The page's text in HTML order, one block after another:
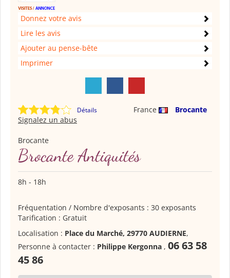
Donnez votre avis
Lire les avis
Ajouter au pense-bête
Imprimer
Détails France
Brocante
Signalez un abus
Brocante
Brocante Antiquités
8h - 18h
Fréquentation / Nombre d'exposants : 30 exposants
Tarification : Gratuit
Localisation : Place du Marché, 29770 AUDIERNE,
Personne à contacter : Philippe Kergonna , 06 63 58
45 86